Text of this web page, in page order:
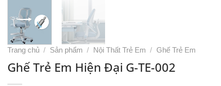
Trang chủ / Sản phẩm / Nội Thất Trẻ Em / Ghế Trẻ Em
Ghế Trẻ Em Hiện Đại G-TE-002